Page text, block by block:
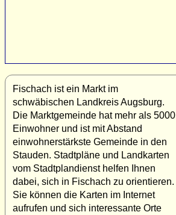
Fischach ist ein Markt im
schwäbischen Landkreis Augsburg.
Die Marktgemeinde hat mehr als 5000
Einwohner und ist mit Abstand
einwohnerstärkste Gemeinde in den
Stauden. Stadtpläne und Landkarten
vom Stadtplandienst helfen Ihnen
dabei, sich in Fischach zu orientieren.
Sie können die Karten im Internet
aufrufen und sich interessante Orte